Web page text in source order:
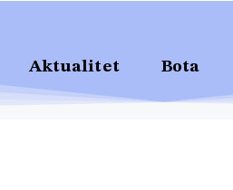
Aktualitet Bota